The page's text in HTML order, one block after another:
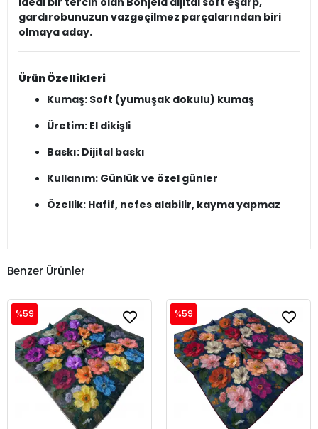
gardırobunuzun vazgeçilmez parçalarından biri
olmaya aday.
Ürün Özellikleri
Kumaş: Soft (yumuşak dokulu) kumaş
Üretim: El dikişli
Baskı: Dijital baskı
Kullanım: Günlük ve özel günler
Özellik: Hafif, nefes alabilir, kayma yapmaz
Benzer Ürünler
%59 %59